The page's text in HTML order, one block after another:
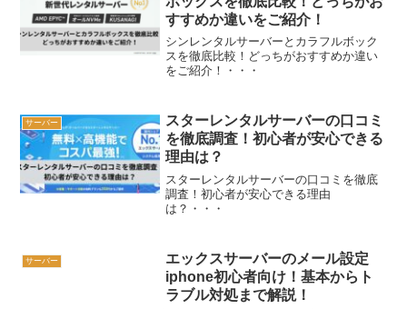
すすめか違いをご紹介！
シンレンタルサーバーとカラフルボック
スを徹底比較！どっちがおすすめか違い
をご紹介！・・・
サーバー
スターレンタルサーバーの口コミ
を徹底調査！初心者が安心できる
理由は？
スターレンタルサーバーの口コミを徹底
調査！初心者が安心できる理由
は？・・・
サーバー
エックスサーバーのメール設定
iphone初心者向け！基本からト
ラブル対処まで解説！